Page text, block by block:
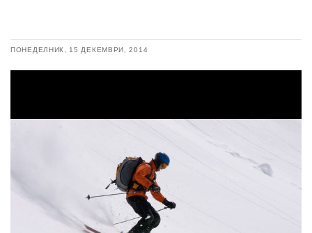
ПОНЕДЕЛНИК, 15 ДЕКЕМВРИ, 2014